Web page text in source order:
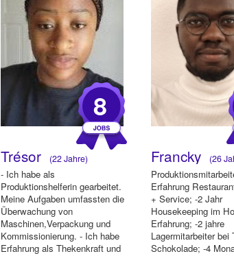
8
Trésor (22 Jahre)
- Ich habe als
Produktionshelferin gearbeitet.
Meine Aufgaben umfassten die
Überwachung von
Maschinen,Verpackung und
Kommissionierung. - Ich habe
Erfahrung als Thekenkraft und
Francky (26
Erfahrung
+ Service; -2 Jahr
Housekeeping im
Erfahrung; -2 jahre
Lagermitarbeiter bei
Schokolade; -4